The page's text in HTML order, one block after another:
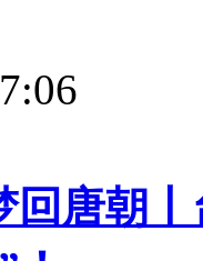
回唐朝